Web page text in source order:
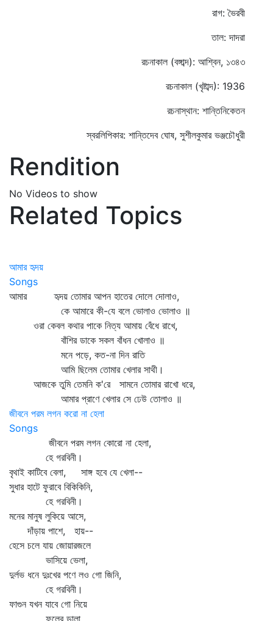
রাগ: ভৈরবী
তাল: দাদরা
রচনাকাল (বঙ্গাব্দ): আশ্বিন, ১৩৪৩
রচনাকাল (খৃষ্টাব্দ): 1936
রচনাস্থান: শান্তিনিকেতন
স্বরলিপিকার: শান্তিদেব ঘোষ, সুশীলকুমার ভঞ্জচৌধুরী
Rendition
No Videos to show
Related Topics
আমার হৃদয়
Songs
আমার হৃদয় তোমার আপন হাতের দোলে দোলাও,
কে আমারে কী-যে বলে ভোলাও ভোলাও ॥
ওরা কেবল কথার পাকে নিত্য আমায় বেঁধে রাখে,
বাঁশির ডাকে সকল বাঁধন খোলাও ॥
মনে পড়ে, কত-না দিন রাতি
আমি ছিলেম তোমার খেলার সাথী।
আজকে তুমি তেমনি ক'রে সামনে তোমার রাখো ধরে,
আমার প্রাণে খেলার সে ঢেউ তোলাও ॥
জীবনে পরম লগন করো না হেলা
Songs
জীবনে পরম লগন কোরো না হেলা,
হে গরবিনী।
বৃথাই কাটিবে বেলা, সাঙ্গ হবে যে খেলা--
সুধার হাটে ফুরাবে বিকিকিনি,
হে গরবিনী।
মনের মানুষ লুকিয়ে আসে,
দাঁড়ায় পাশে, হায়--
হেসে চলে যায় জোয়ারজলে
ভাসিয়ে ভেলা,
দুর্লভ ধনে দুঃখের পণে লও গো জিনি,
হে গরবিনী।
ফাগুন যখন যাবে গো নিয়ে
ফুলের ডালা